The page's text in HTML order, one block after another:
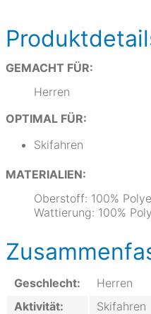
GEMACHT FÜR:
Herren
OPTIMAL FÜR:
Skifahren
MATERIALIEN:
Oberstoff: 100%
Wattierung: 100%
Geschlecht:
Herren
Aktivität:
Skifahren